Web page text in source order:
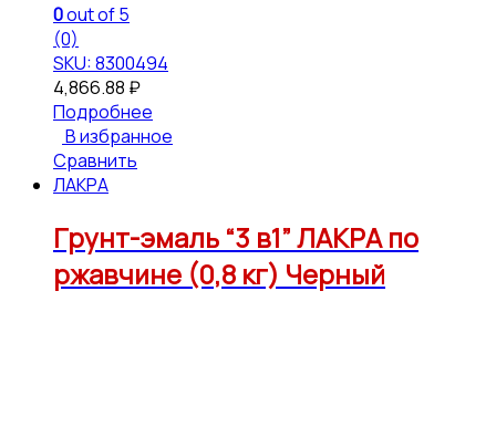
0out of 5
(0)
SKU: 8300494
4,866.88 ₽
Подробнее
В избранное
Сравнить
ЛАКРА
Грунт-эмаль “3 в1” ЛАКРА по
ржавчине (0,8 кг) Черный